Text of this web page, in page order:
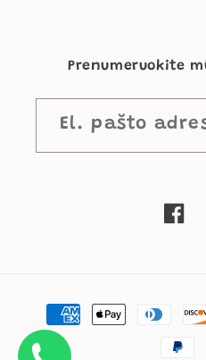
Prenumeruokite
El. pašto
Mokėjimo
būdai